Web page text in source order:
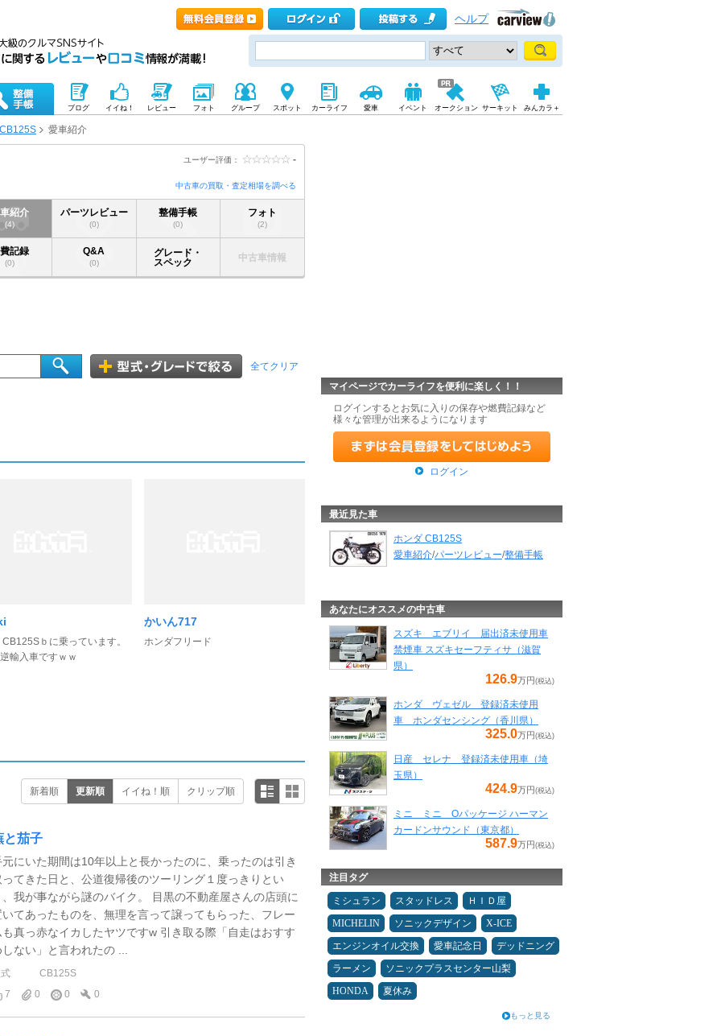
ヘルプ
ブログ イイね！ レビュー フォト グループ スポット カーライフ 愛車 イベント オークション サーキット みんカラ＋
CB125S 愛車紹介
ユーザー評価： -
中古車の買取・査定相場を調べる
紹介
(4)
パーツレビュー
(0)
整備手帳
(0)
フォト
(2)
記録
(0)
Q&A
(0)
グレード・
スペック
中古車情報
全てクリア
ｂに乗っています。
輸入車ですｗｗ
かいん717
ホンダフリード
新着順 更新順 イイね！順 クリップ順
と茄子
元にいた期間は10年以上と長かったのに、乗ったのは引き
ってきた日と、公道復帰後のツーリング１度っきりとい
、我が事ながら謎のバイク。 目黒の不動産屋さんの店頭に
いてあったものを、無理を言って譲ってもらった、フレー
も真っ赤なイカしたヤツですw 引き取る際「自走はおすす
しない」と言われたの ...
CB125S
7
0 0 0
マイページでカーライフを便利に楽しく！！
ログインするとお気に入りの保存や燃費記録など
様々な管理が出来るようになります
ログイン
最近見た車
ホンダ CB125S
愛車紹介/パーツレビュー/整備手帳
あなたにオススメの中古車
スズキ エブリイ 届出済未使用車
禁煙車 スズキセーフティサ（滋賀
県）
126.9万円 (税込)
ホンダ ヴェゼル 登録済未使用
車 ホンダセンシング（香川県）
325.0万円 (税込)
日産 セレナ 登録済未使用車（埼
玉県）
424.9万円 (税込)
ミニ ミニ Oパッケージ ハーマン
カードンサウンド（東京都）
587.9万円 (税込)
注目タグ
ミシュラン スタッドレス
ＨＩＤ屋
MICHELIN
ソニックデザイン
X-ICE
エンジンオイル交換
愛車記念日
デッドニング
ラーメン
ソニックプラスセンター山梨
HONDA
夏休み
もっと見る